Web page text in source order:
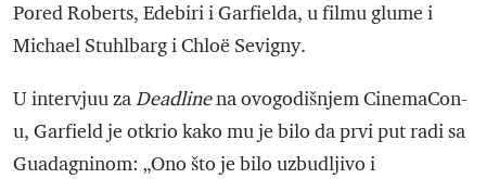
Pored Roberts, Edebiri i Garfielda, u filmu glume i
Michael Stuhlbarg i Chloë Sevigny.
U intervjuu zaDeadlinena ovogodišnjem CinemaCon-
u, Garfield je otkrio kako mu je bilo da prvi put radi sa
Guadagninom: „Ono što je bilo uzbudljivo i